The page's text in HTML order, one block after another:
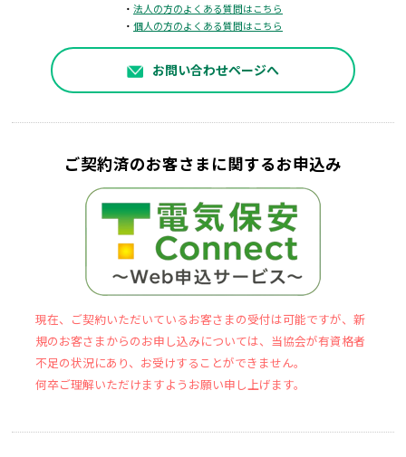
・ 法人の方のよくある質問はこちら
・ 個人の方のよくある質問はこちら
お問い合わせページへ
ご契約済のお客さまに関するお申込み
現在、ご契約いただいているお客さまの受付は可能ですが、新
規のお客さまからのお申し込みについては、当協会が有資格者
不足の状況にあり、お受けすることができません。
何卒ご理解いただけますようお願い申し上げます。